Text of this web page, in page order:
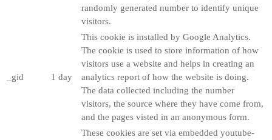
randomly generated number to identify unique
visitors.
_gid 1 day
This cookie is installed by Google Analytics.
The cookie is used to store information of how
visitors use a website and helps in creating an
analytics report of how the website is doing.
The data collected including the number
visitors, the source where they have come from,
and the pages visted in an anonymous form.
These cookies are set via embedded youtube-